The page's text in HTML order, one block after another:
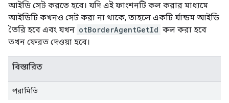
আইডি সেট করতে হবে। যদি এই ফাংশনটি কল করার মাধ্যমে
আইডিটি কখনও সেট করা না থাকে, তাহলে একটি র্যান্ডম আইডি
তৈরি হবে এবং যখন otBorderAgentGetId কল করা হবে
তখন ফেরত দেওয়া হবে।
বিস্তারিত
পরামিতি